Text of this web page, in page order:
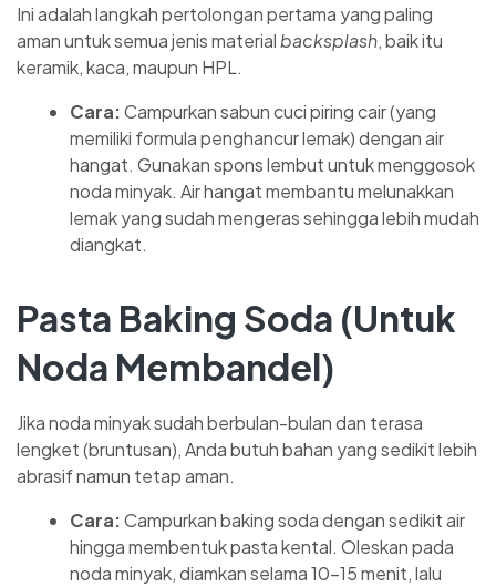
Ini adalah langkah pertolongan pertama yang paling
aman untuk semua jenis materialbacksplash, baik itu
keramik, kaca, maupun HPL.
Cara:Campurkan sabun cuci piring cair (yang
memiliki formula penghancur lemak) dengan air
hangat. Gunakan spons lembut untuk menggosok
noda minyak. Air hangat membantu melunakkan
lemak yang sudah mengeras sehingga lebih mudah
diangkat.
Pasta Baking Soda (Untuk
Noda Membandel)
Jika noda minyak sudah berbulan-bulan dan terasa
lengket (bruntusan), Anda butuh bahan yang sedikit lebih
abrasif namun tetap aman.
Cara:Campurkan baking soda dengan sedikit air
hingga membentuk pasta kental. Oleskan pada
noda minyak, diamkan selama 10–15 menit, lalu